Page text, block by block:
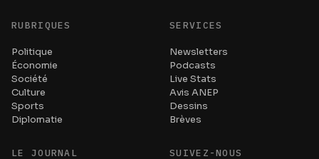
RUBRIQUES
Politique
Économie
Société
Culture
Sports
Diplomatie
SERVICES
Newsletters
Podcasts
Live Stats
Avis ANEP
Dessins
Brèves
LE JOURNAL SUIVEZ-NOUS